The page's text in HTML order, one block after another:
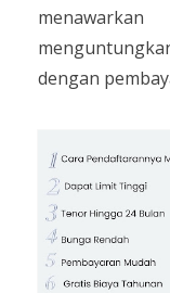
dengan